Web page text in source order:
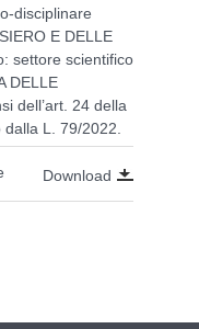
disciplinare
E DELLE
settore scientifico
DELLE
dell’art. 24 della
L. 79/2022.
Download